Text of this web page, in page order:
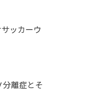
ッカーウ
分離症とそ